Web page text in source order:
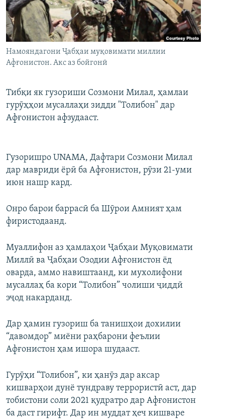
ГУЗОРИШҲОИ РАДИОӢ
Русский
Ҳамаи сомонаҳои RFE/RL
Намояндагони Ҷабҳаи муқовимати миллии
Афғонистон. Акс аз бойгонӣ
Тибқи як гузориши Созмони Милал, ҳамлаи
гурӯҳҳои мусаллаҳи зидди "Толибон" дар
Афғонистон афзудааст.
Гузоришро UNAMA, Дафтари Созмони Милал
дар мавриди ёрӣ ба Афғонистон, рӯзи 21-уми
июн нашр кард.
Онро барои баррасӣ ба Шӯрои Амният ҳам
фиристодаанд.
Муаллифон аз ҳамлаҳои Ҷабҳаи Муқовимати
Миллӣ ва Ҷабҳаи Озодии Афғонистон ёд
оварда, аммо навиштаанд, ки мухолифони
мусаллаҳ ба кори “Толибон” чолиши ҷиддӣ
эҷод накарданд.
Дар ҳамин гузориш ба танишҳои дохилии
“давомдор” миёни раҳбарони феълии
Афғонистон ҳам ишора шудааст.
Гурӯҳи “Толибон”, ки ҳанӯз дар аксар
кишварҳои дунё тундраву террористӣ аст, дар
тобистони соли 2021 қудратро дар Афғонистон
ба даст гирифт. Дар ин муддат ҳеч кишваре